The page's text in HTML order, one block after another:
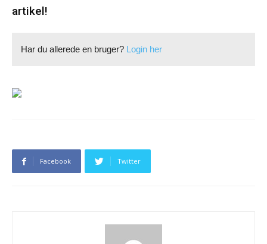
artikel!
Har du allerede en bruger? Login her
Facebook Twitter